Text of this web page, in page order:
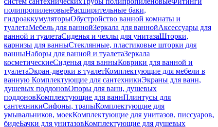
полипропиленовыеРасширительные баки,
гидроаккумуляторыОбустройство ванной комнаты и
туалетаМебель для ваннойЗеркала для ваннойАксессуары для
ванной и туалетаСиденья и чехлы для унитазаШторки,
карнизы для ванныСтеклянные, пластиковые шторки для
ванныНаборы для ванной и туалетаЗеркала
косметическиеСиденья для ванныКоврики для ванной и
туалетаЭкран-дверки в туалетКомплектующие для мебели в
ванную Комплектующие для сантехникиЭкраны для ванн,
душевых поддоновОпоры для ванн, душевых
поддоновКомплектующие для ваннПлинтусы для
сантехникиСифоны, трапыКомплектующие для
умывальников, моекКомплектующие для унитазов, писсуаров,
бидеБачки для унитазовКомплектующие для душевых